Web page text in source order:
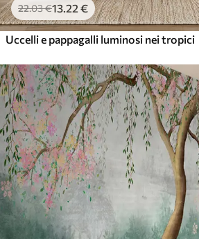
22.03€13 .22 €
Uccelli e pappagalli luminosi nei tropici